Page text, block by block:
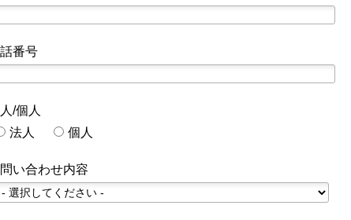
番号
/個人
法人
個人
い合わせ内容